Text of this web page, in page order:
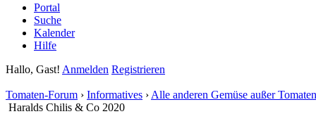
Portal
Suche
Kalender
Hilfe
Hallo, Gast! Anmelden Registrieren
Tomaten-Forum › Informatives › Alle anderen Gemüse außer Tomaten
Haralds Chilis & Co 2020